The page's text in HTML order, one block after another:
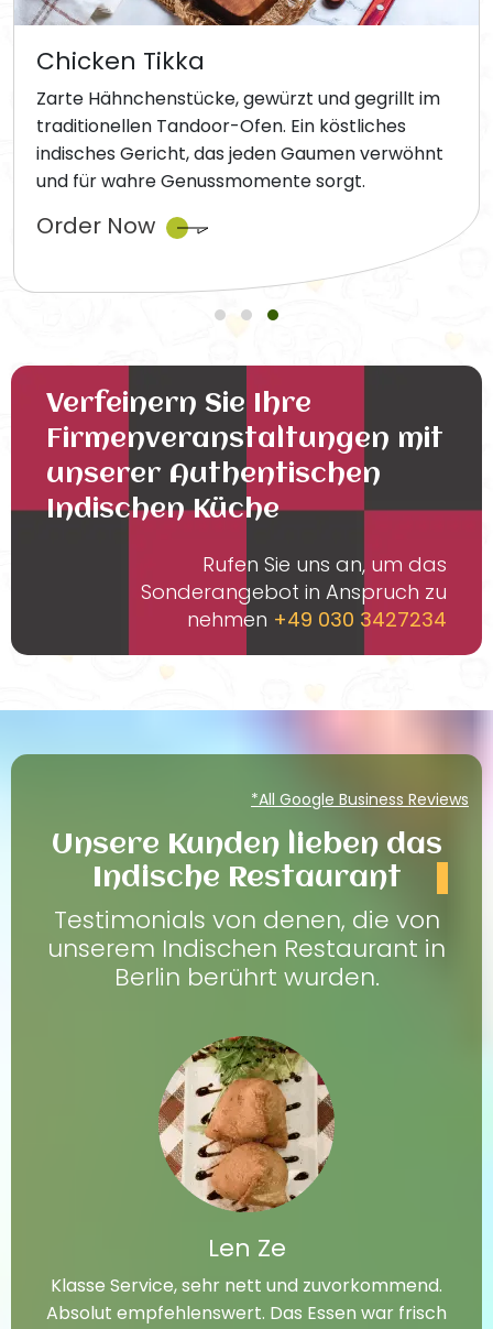
Chicken Tikka
Zarte Hähnchenstücke, gewürzt und gegrillt im
traditionellen Tandoor-Ofen. Ein köstliches
indisches Gericht, das jeden Gaumen verwöhnt
und für wahre Genussmomente sorgt.
Order Now
Verfeinern Sie Ihre
Firmenveranstaltungen mit
unserer Authentischen
Indischen Küche
Rufen Sie uns an, um das
Sonderangebot in Anspruch zu
nehmen +49 030 3427234
*All Google Business Reviews
Unsere Kunden lieben das
Indische Restaurant
Testimonials von denen, die von
unserem Indischen Restaurant in
Berlin berührt wurden.
Len Ze
Klasse Service, sehr nett und zuvorkommend.
Absolut empfehlenswert. Das Essen war frisch